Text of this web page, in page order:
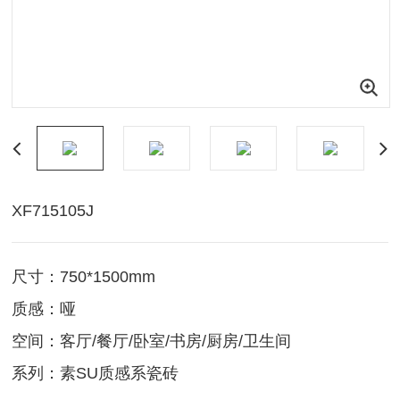
XF715105J
尺寸：750*1500mm
质感：哑
空间：客厅/餐厅/卧室/书房/厨房/卫生间
系列：素SU质感系瓷砖